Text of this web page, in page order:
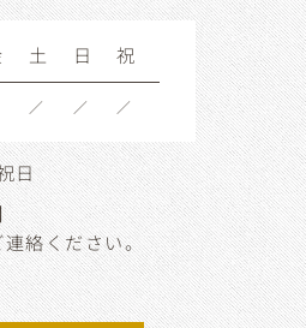
土 日
祝
／ ／ ／
日
絡ください。